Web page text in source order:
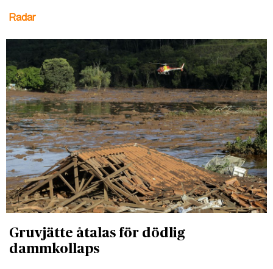
Radar
Gruvjätte åtalas för dödlig
dammkollaps